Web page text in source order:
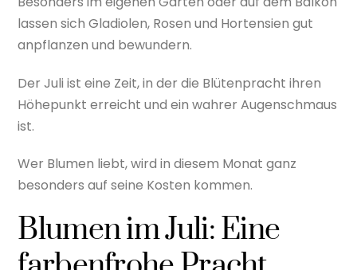
lassen sich Gladiolen, Rosen und Hortensien gut
anpflanzen und bewundern.
Der Juli ist eine Zeit, in der die Blütenpracht ihren
Höhepunkt erreicht und ein wahrer Augenschmaus
ist.
Wer Blumen liebt, wird in diesem Monat ganz
besonders auf seine Kosten kommen.
Blumen im Juli: Eine